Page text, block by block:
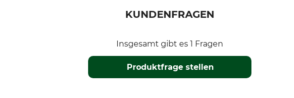
KUNDENFRAGEN
Insgesamt gibt es 1 Fragen
Produktfrage stellen